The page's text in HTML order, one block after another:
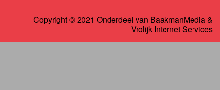
Copyright © 2021 Onderdeel van BaakmanMedia&
Vrolijk Internet Services